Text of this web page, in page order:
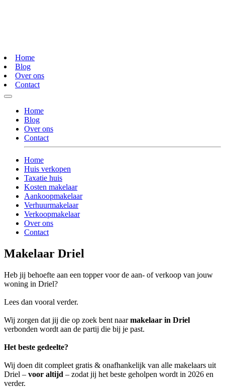
Home
Blog
Over ons
Contact
Home
Blog
Over ons
Contact
Home
Huis verkopen
Taxatie huis
Kosten makelaar
Aankoopmakelaar
Verhuurmakelaar
Verkoopmakelaar
Over ons
Contact
Makelaar Driel
Heb jij behoefte aan een topper voor de aan- of verkoop van jouw
woning in Driel?
Lees dan vooral verder.
Wij zorgen dat jij die op zoek bent naarmakelaar in Driel
verbonden wordt aan de partij die bij je past.
Het beste gedeelte?
Wij doen dit compleet gratis & onafhankelijk van alle makelaars uit
Driel – voor altijd – zodat jij het beste geholpen wordt in 2026 en
verder.